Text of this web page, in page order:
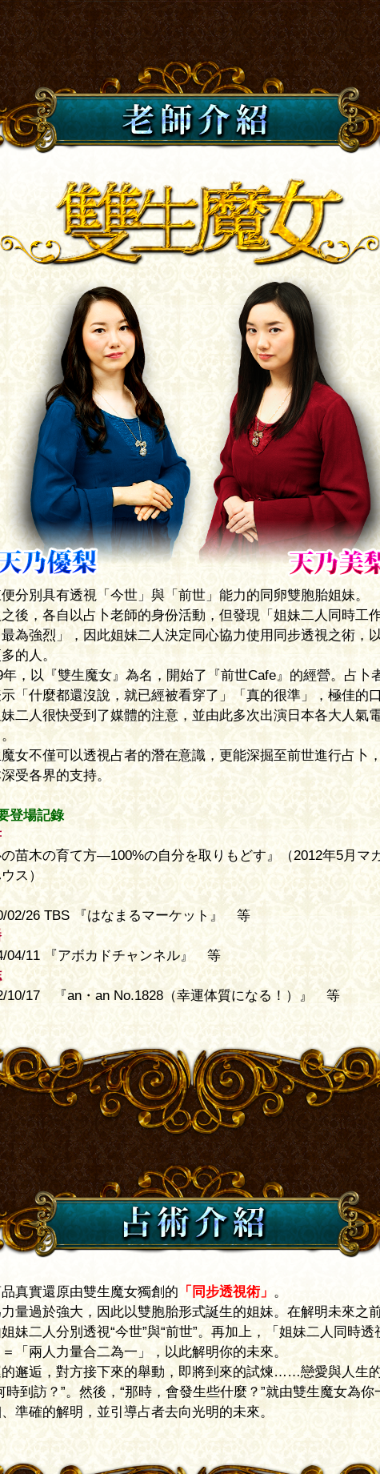
別具有透視「今世」與「前世」能力的同卵雙胞胎姐妹。
，各自以占卜老師的身份活動，但發現「姐妹二人同時工作時
強烈」，因此姐妹二人決定同心協力使用同步透視之術，以幫
人。
以『雙生魔女』為名，開始了『前世Cafe』的經營。占卜者紛
什麼都還沒說，就已經被看穿了」「真的很準」，極佳的口碑
人很快受到了媒體的注意，並由此多次出演日本各大人氣電視
不僅可以透視占者的潛在意識，更能深掘至前世進行占卜，在
各界的支持。
記錄
木の育て方―100%の自分を取りもどす』（2012年5月マガジ
）
26 TBS 『はなまるマーケット』 等
11 『アボカドチャンネル』 等
17 『an・an No.1828（幸運体質になる！）』 等
實還原由雙生魔女獨創的「同步透視術」。
過於強大，因此以雙胞胎形式誕生的姐妹。在解明未來之前，
二人分別透視“今世”與“前世”。再加上，「姐妹二人同時透視占
兩人力量合二為一」，以此解明你的未來。
逅，對方接下來的舉動，即將到來的試煉……戀愛與人生的轉
到訪？”。然後，“那時，會發生些什麼？”就由雙生魔女為你一一
確的解明，並引導占者去向光明的未來。